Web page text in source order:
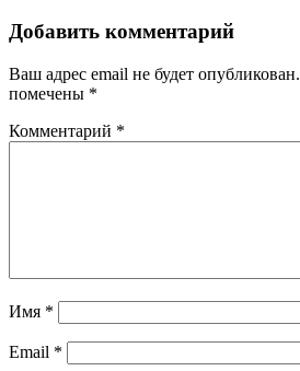
Добавить комментарий
Ваш адрес email не будет опубликован.
помечены *
Комментарий *
Имя *
Email *